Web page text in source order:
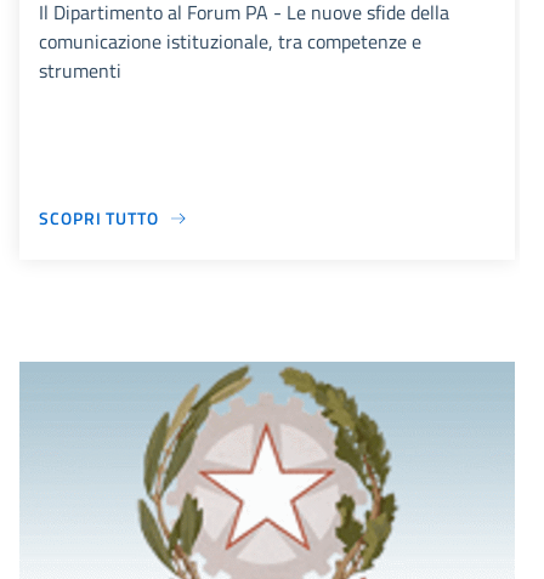
Il Dipartimento al Forum PA - Le nuove sfide della
comunicazione istituzionale, tra competenze e
strumenti
SCOPRI TUTTO